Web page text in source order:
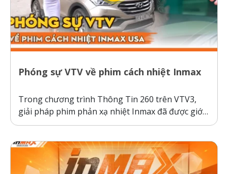
Phóng sự VTV về phim cách nhiệt Inmax
Trong chương trình Thông Tin 260 trên VTV3,
giải pháp phim phản xạ nhiệt Inmax đã được giới
thiệu như một bước tiến công nghệ giúp bảo vệ ô
nóng gay gắt. Thực tế kiểm nghiệm cho thấy, ô...